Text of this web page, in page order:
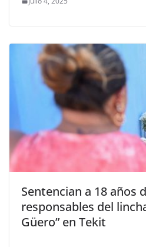
Sentencian a 18 años
responsables del
Güero” en Tekit